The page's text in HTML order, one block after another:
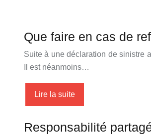
Que faire en cas de
Suite à une déclaration de sinistre
Il est néanmoins…
Lire la suite
Responsabilité